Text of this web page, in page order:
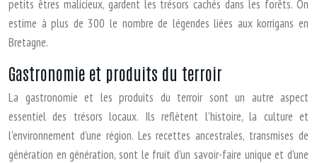
petits êtres malicieux, gardent les trésors cachés dans les forêts. On
estime à plus de 300 le nombre de légendes liées aux korrigans en
Bretagne.
Gastronomie et produits du terroir
La gastronomie et les produits du terroir sont un autre aspect
essentiel des trésors locaux. Ils reflètent l’histoire, la culture et
l’environnement d’une région. Les recettes ancestrales, transmises de
génération en génération, sont le fruit d’un savoir-faire unique et d’une